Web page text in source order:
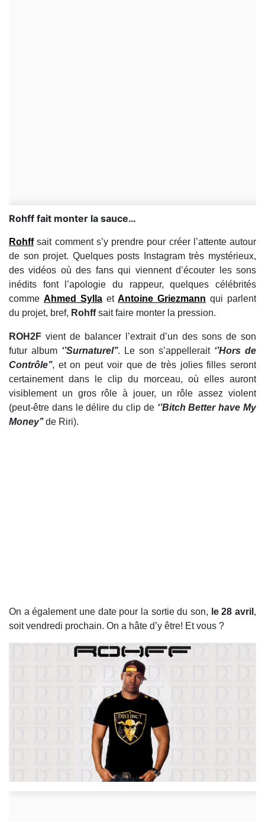
Rohff fait monter la sauce…
Rohff sait comment s’y prendre pour créer l’attente autour
de son projet. Quelques posts Instagram très mystérieux,
des vidéos où des fans qui viennent d’écouter les sons
inédits font l’apologie du rappeur, quelques célébrités
comme Ahmed SyllaetAntoine Griezmann qui parlent
du projet, bref, Rohffsait faire monter la pression.
ROH2F vient de balancer l’extrait d’un des sons de son
futur album ‘’Surnaturel’’. Le son s’appellerait ‘’Hors de
Contrôle’’, et on peut voir que de très jolies filles seront
certainement dans le clip du morceau, où elles auront
visiblement un gros rôle à jouer, un rôle assez violent
(peut-être dans le délire du clip de ‘’Bitch Better have My
Money’’de Riri).
On a également une date pour la sortie du son, le 28 avril ,
soit vendredi prochain. On a hâte d’y être! Et vous ?